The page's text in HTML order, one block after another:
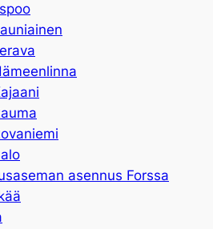
asennus Forssa